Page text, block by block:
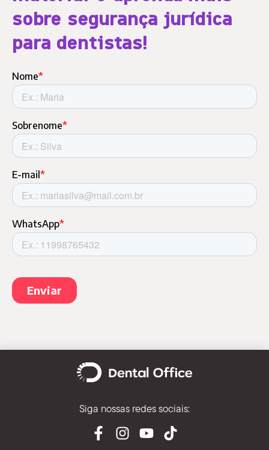
sobre segurança jurídica
para dentistas!
Siga nossas redes sociais: